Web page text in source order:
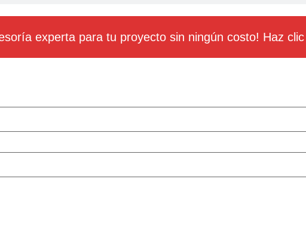
experta para tu proyecto sin ningún costo! Haz